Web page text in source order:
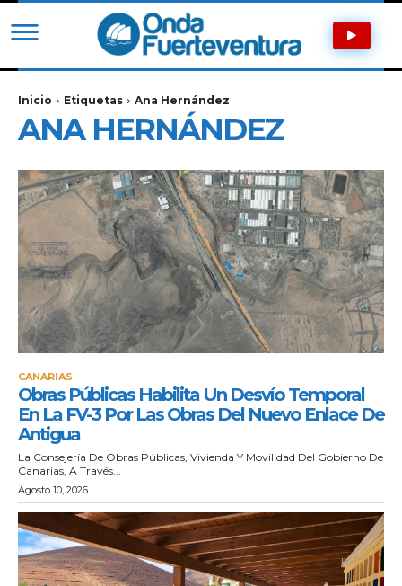
Inicio Etiquetas Ana Hernández
ANA HERNÁNDEZ
CANARIAS
Obras Públicas Habilita Un Desvío Temporal
En La FV-3 Por Las Obras Del Nuevo Enlace De
Antigua
La Consejería De Obras Públicas, Vivienda Y Movilidad Del Gobierno De
Canarias, A Través...
Agosto 10, 2026